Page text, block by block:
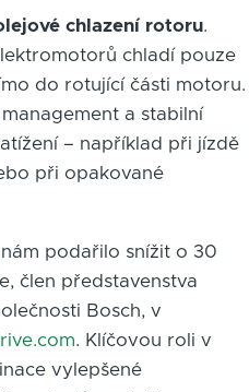
chlazení rotoru.
chladí pouze
do rotující části motoru.
a stabilní
– například při jízdě
při opakované
podařilo snížit o 30
člen představenstva
Bosch, v
. Klíčovou roli v
vylepšené